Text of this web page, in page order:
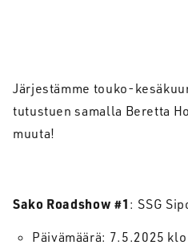
Järjestämme touko-
tutustuen samalla Beretta
muuta!
Sako Roadshow #1 : SSG
Päivämäärä: 7.5.2025 klo